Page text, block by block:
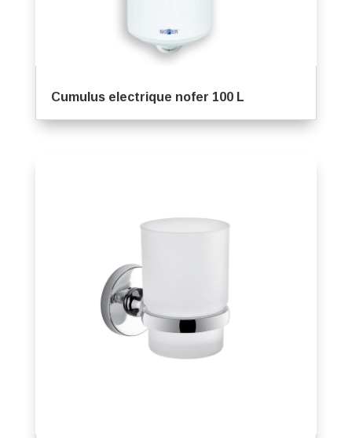
Cumulus electrique nofer 100 L